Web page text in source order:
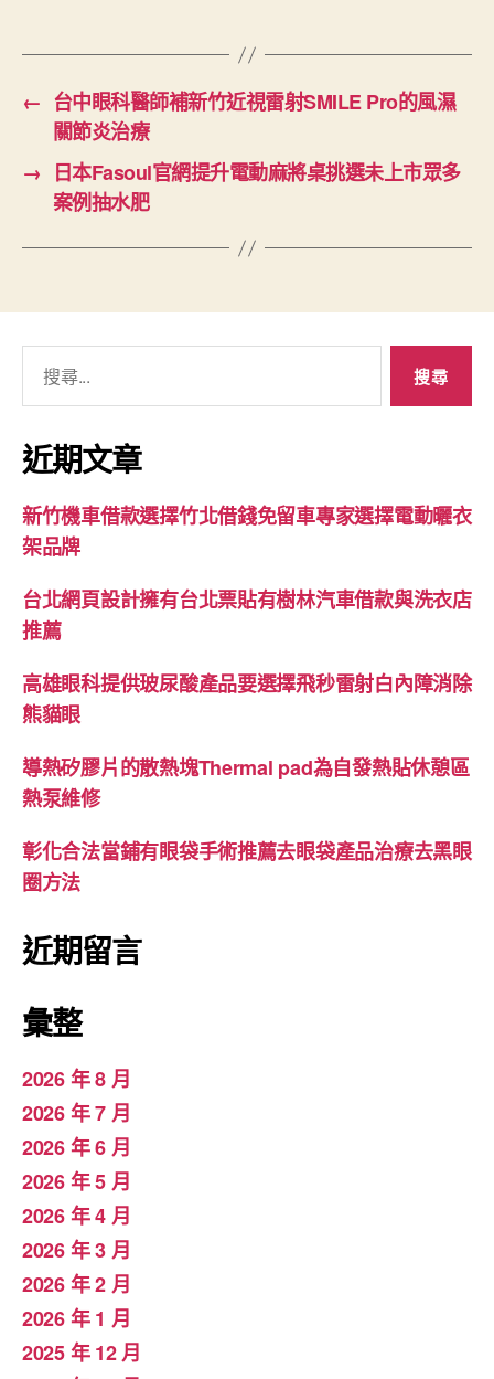
← 台中眼科醫師補新竹近視雷射SMILE Pro的風濕
關節炎治療
→ 日本Fasoul官網提升電動麻將桌挑選未上市眾多
案例抽水肥
關
鍵
字:
近期文章
新竹機車借款選擇竹北借錢免留車專家選擇電動曬衣
架品牌
台北網頁設計擁有台北票貼有樹林汽車借款與洗衣店
推薦
高雄眼科提供玻尿酸產品要選擇飛秒雷射白內障消除
熊貓眼
導熱矽膠片的散熱塊Thermal pad為自發熱貼休憩區
熱泵維修
彰化合法當鋪有眼袋手術推薦去眼袋產品治療去黑眼
圈方法
近期留言
彙整
2026 年 8 月
2026 年 7 月
2026 年 6 月
2026 年 5 月
2026 年 4 月
2026 年 3 月
2026 年 2 月
2026 年 1 月
2025 年 12 月